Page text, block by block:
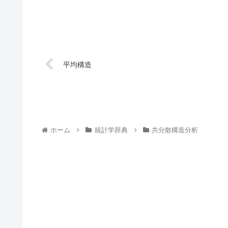
平均構造
ホーム 統計学辞典 共分散構造分析